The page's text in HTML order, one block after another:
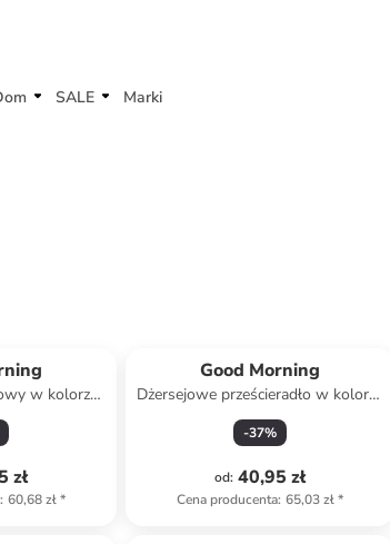
SALE Marki
w kolorze
zł
: 60,68 zł*
Good Morning
Dżersejowe prześcieradło w kolorze
niebieskim na gumce
-37%
od: 40,95 zł
Cena producenta: 65,03 zł*